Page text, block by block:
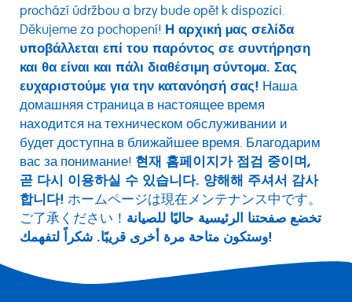
prochází údržbou a brzy bude opět k dispozici.
Děkujeme za pochopení! Η αρχική μας σελίδα
υποβάλλεται επί του παρόντος σε συντήρηση
και θα είναι και πάλι διαθέσιμη σύντομα. Σας
ευχαριστούμε για την κατανόησή σας! Наша
домашняя страница в настоящее время
находится на техническом обслуживании и
будет доступна в ближайшее время. Благодарим
вас за понимание! 현재 홈페이지가 점검 중이며,
곧 다시 이용하실 수 있습니다. 양해해 주셔서 감사
합니다! ホームページは現在メンテナンス中です。
ご了承ください！ تخضع صفحتنا الرئيسية حاليًا للصيانة
وستكون متاحة مرة أخرى قريبًا. شكراً لتفهمك!